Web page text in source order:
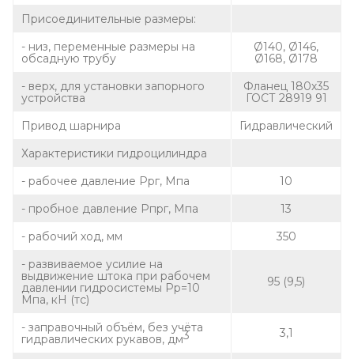
Присоединительные размеры:
- низ, переменные размеры на
обсадную трубу
Ø140, Ø146,
Ø168, Ø178
- верх, для установки запорного
устройства
Фланец 180х35
ГОСТ 28919 91
Привод шарнира
Гидравлический
Характеристики гидроцилиндра
- рабочее давление Ррг, Мпа
10
- пробное давление Рпрг, Мпа
13
- рабочий ход, мм
350
- развиваемое усилие на
выдвижение штока при рабочем
давлении гидросистемы Рр=10
Мпа, кН (тс)
95 (9,5)
- заправочный объём, без учёта
гидравлических рукавов, дм3 3,1